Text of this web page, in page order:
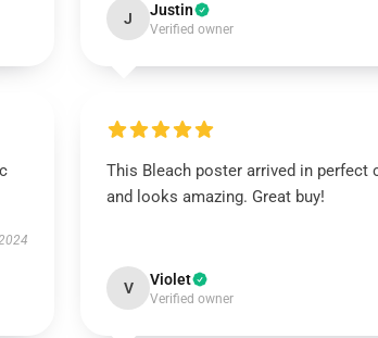
J Justin
Verified owner
This Bleach poster arrived in perfect
and looks amazing. Great buy!
V Violet
Verified owner